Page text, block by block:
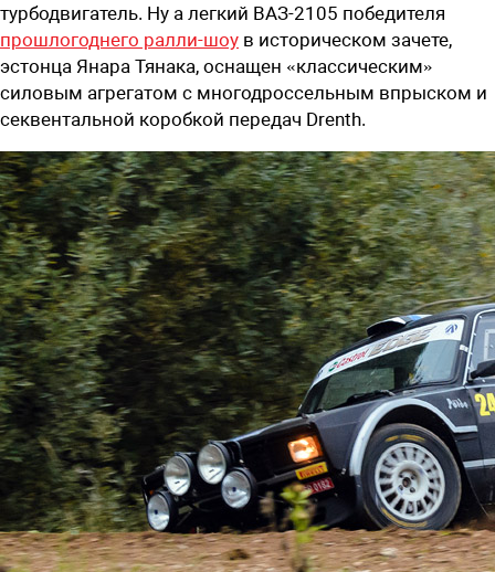
турбодвигатель. Ну а легкий ВАЗ-2105 победителя
прошлогоднего ралли-шоу в историческом зачете,
эстонца Янара Тянака, оснащен «классическим»
силовым агрегатом с многодроссельным впрыском и
секвентальной коробкой передач Drenth.